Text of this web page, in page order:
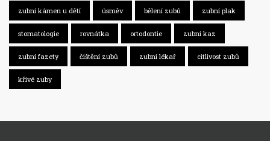
zubní kámen u dětí úsměv bělení zubů zubní plak
stomatologie rovnátka ortodontie zubní kaz
zubní fazety čištění zubů zubní lékař citlivost zubů
křivé zuby